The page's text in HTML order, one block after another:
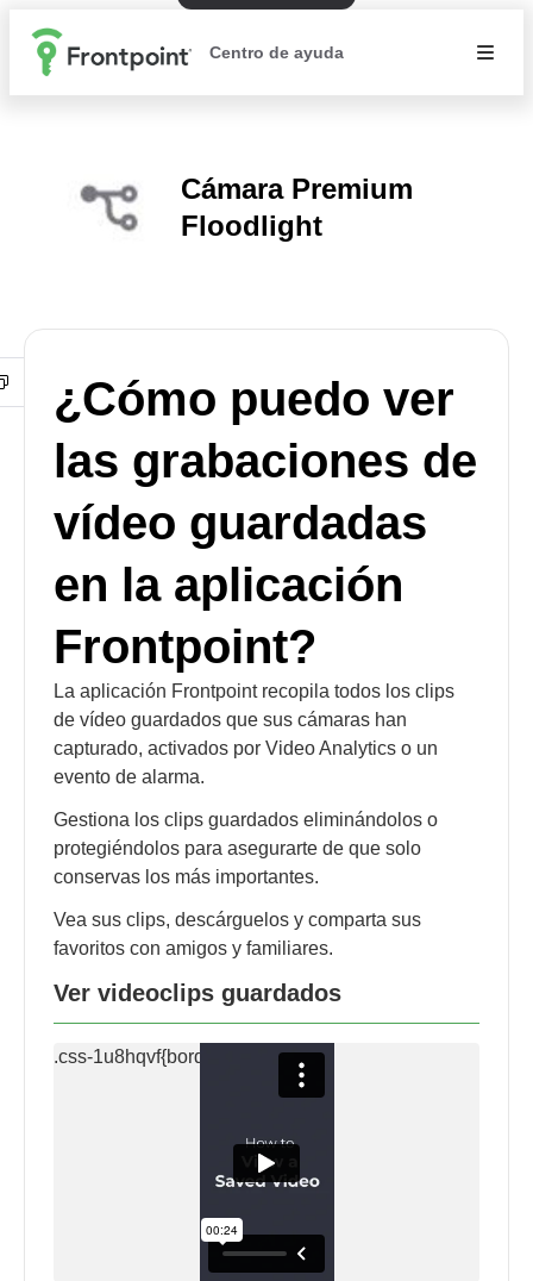
Centro de ayuda
Cámara Premium
Floodlight
¿Cómo puedo ver
las grabaciones de
vídeo guardadas
en la aplicación
Frontpoint?
La aplicación Frontpoint recopila todos los clips
de vídeo guardados que sus cámaras han
capturado, activados por Video Analytics o un
evento de alarma.
Gestiona los clips guardados eliminándolos o
protegiéndolos para asegurarte de que solo
conservas los más importantes.
Vea sus clips, descárguelos y comparta sus
favoritos con amigos y familiares.
Ver videoclips guardados